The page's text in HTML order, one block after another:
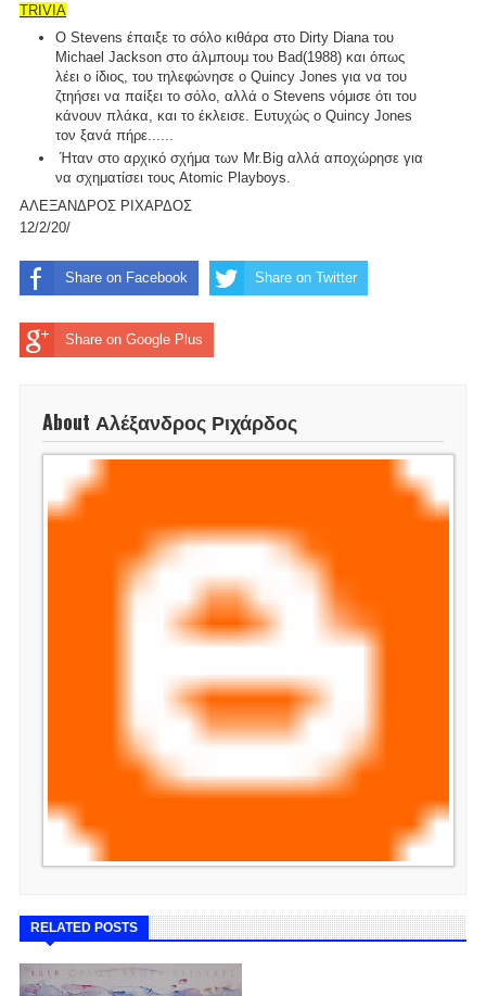
TRIVIA
O Stevens έπαιξε το σόλο κιθάρα στο Dirty Diana του
Michael Jackson στο άλμπουμ του Bad(1988) και όπως
λέει ο ίδιος, του τηλεφώνησε ο Quincy Jones για να του
ζτηήσει να παίξει το σόλο, αλλά ο Stevens νόμισε ότι του
κάνουν πλάκα, και το έκλεισε. Ευτυχώς ο Quincy Jones
τον ξανά πήρε......
Ήταν στο αρχικό σχήμα των Mr.Big αλλά αποχώρησε για
να σχηματίσει τους Atomic Playboys.
ΑΛΕΞΑΝΔΡΟΣ ΡΙΧΑΡΔΟΣ
12/2/20/
Share on Facebook Share on Twitter
Share on Google Plus
About Αλέξανδρος Ριχάρδος
RELATED POSTS